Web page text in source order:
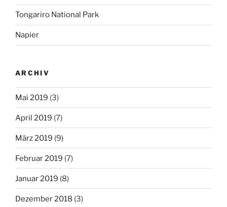
Tongariro National Park
Napier
ARCHIV
Mai 2019 (3)
April 2019 (7)
März 2019 (9)
Februar 2019 (7)
Januar 2019 (8)
Dezember 2018 (3)